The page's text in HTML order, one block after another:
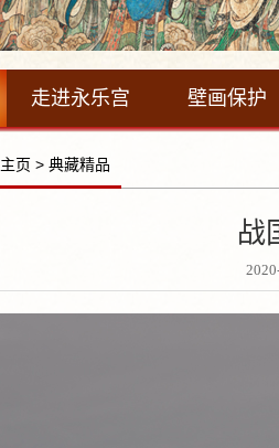
走进永乐宫 壁画保护
主页 > 典藏精品
战